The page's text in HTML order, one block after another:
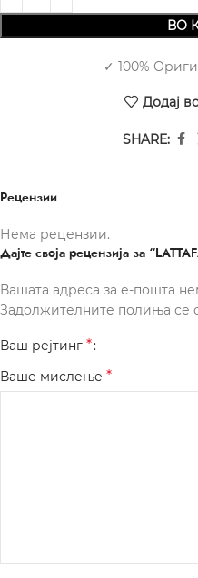
ВО
✓ 100%
Додај
SHARE:
Рецензии
Нема рецензии.
Дајте своја рецензија за
Вашата адреса за е-пошта
Задолжителните полиња се
Ваш рејтинг *
Ваше мислење *